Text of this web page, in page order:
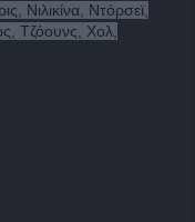
Νιλικίνα, Ντόρσεϊ,
Τζόουνς, Χολ,